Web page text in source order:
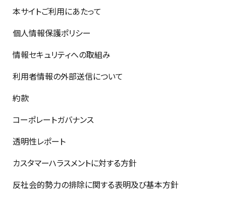
本サイトご利用にあたって
個人情報保護ポリシー
情報セキュリティへの取組み
利用者情報の外部送信について
約款
コーポレートガバナンス
透明性レポート
カスタマーハラスメントに対する方針
反社会的勢力の排除に関する表明及び基本方針